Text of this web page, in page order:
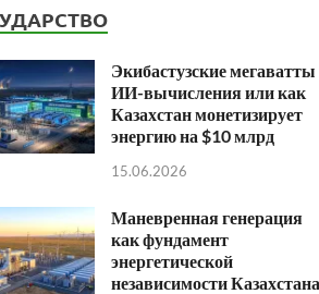
Экибастузские мегаватты
ИИ-вычисления или как
Казахстан монетизирует
энергию на $10 млрд
15.06.2026
Маневренная генерация
как фундамент
энергетической
независимости Казахстана